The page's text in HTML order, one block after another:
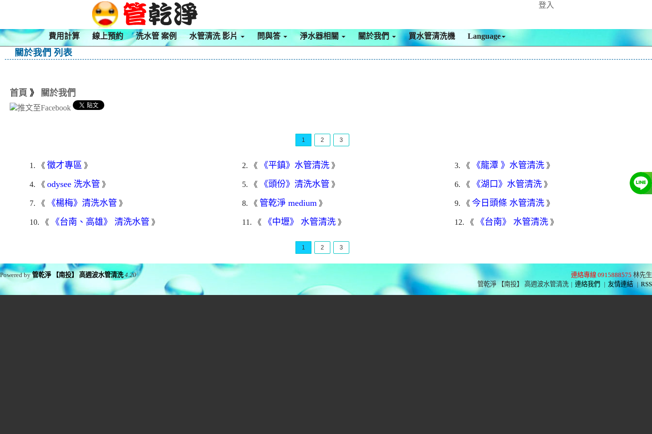
登入
費用計算 線上預約 洗水管 案例 水管清洗 影片 問與答 淨水器相關 關於我們 買水管清洗機 Language
關於我們 列表
首頁 》 關於我們
1 2 3
1. 《 徵才專區 》 2. 《 《平鎮》水管清洗》 3. 《 《龍潭 》水管清洗》
4. 《 odysee 洗水管 》 5. 《 《頭份》清洗水管 》 6. 《 《湖口》水管清洗》
7. 《 《楊梅》清洗水管 》 8. 《 管乾淨 medium 》 9. 《 今日頭條 水管清洗》
10. 《 《台南、高雄》 清洗水管 》 11. 《 《中壢》 水管清洗》 12. 《 《台南》 水管清洗》
1 2 3
連絡專線 0915888575 林先生
管乾淨 【南投】 高週波水管清洗 | 連絡我們 | 友情連結 | RSS
Powered by管乾淨 【南投】 高週波水管清洗 4.20